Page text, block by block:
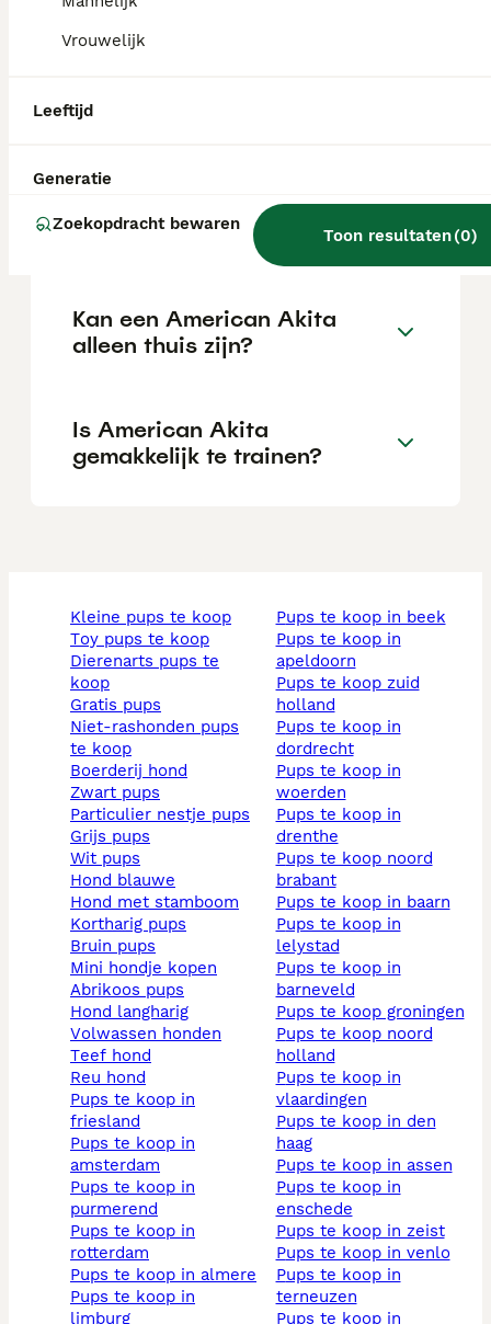
Vrouwelijk
Leeftijd
Generatie
Zoekopdracht bewaren
Toon resultaten(0)
Wat is het karakter van een
American Akita?
Hoeveel jaar leeft een
American Akita?
Kan een American Akita
alleen thuis zijn?
Is American Akita
gemakkelijk te trainen?
kleine pups te koop
toy pups te koop
dierenarts pups te
koop
gratis pups
niet-rashonden pups
te koop
boerderij hond
zwart pups
particulier nestje pups
grijs pups
wit pups
hond blauwe
hond met stamboom
kortharig pups
bruin pups
mini hondje kopen
abrikoos pups
hond langharig
volwassen honden
teef hond
reu hond
pups te koop in
friesland
pups te koop in
amsterdam
pups te koop in
purmerend
pups te koop in
rotterdam
pups te koop in almere
pups te koop in
limburg
pups te koop in beek
pups te koop in
apeldoorn
pups te koop zuid
holland
pups te koop in
dordrecht
pups te koop in
woerden
pups te koop in
drenthe
pups te koop noord
brabant
pups te koop in baarn
pups te koop in
lelystad
pups te koop in
barneveld
pups te koop groningen
pups te koop noord
holland
pups te koop in
vlaardingen
pups te koop in den
haag
pups te koop in assen
pups te koop in
enschede
pups te koop in zeist
pups te koop in venlo
pups te koop in
terneuzen
pups te koop in